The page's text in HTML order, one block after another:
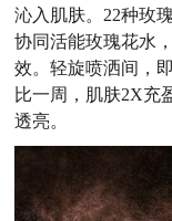
沁入肌肤。22种玫
协同活能玫瑰花水
效。轻旋喷洒间，
比一周，肌肤2X充
透亮。